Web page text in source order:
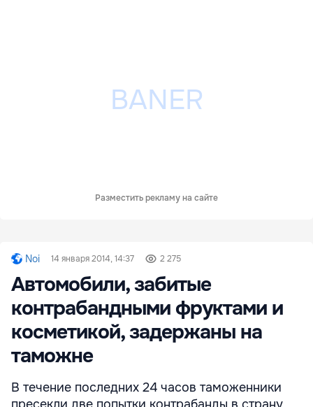
Разместить рекламу на сайте
Noi 14 января 2014, 14:37 2 275
Автомобили, забитые
контрабандными фруктами и
косметикой, задержаны на
таможне
В течение последних 24 часов таможенники